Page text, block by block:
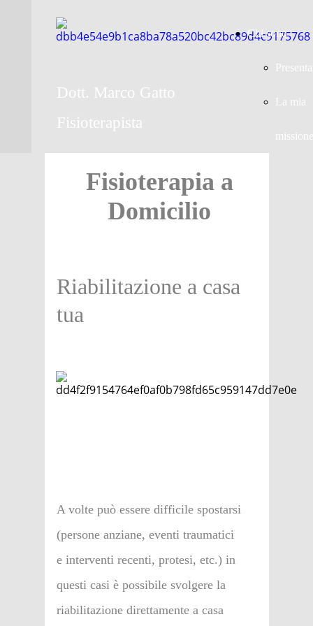
Dott. Marco Gatto
Fisioterapista
Chi sono
La mia
missione
Fisioterapia a
Domicilio
Riabilitazione a casa
tua
A volte può essere difficile spostarsi
(persone anziane, eventi traumatici
e interventi recenti, protesi, etc.) in
questi casi è possibile svolgere la
riabilitazione direttamente a casa